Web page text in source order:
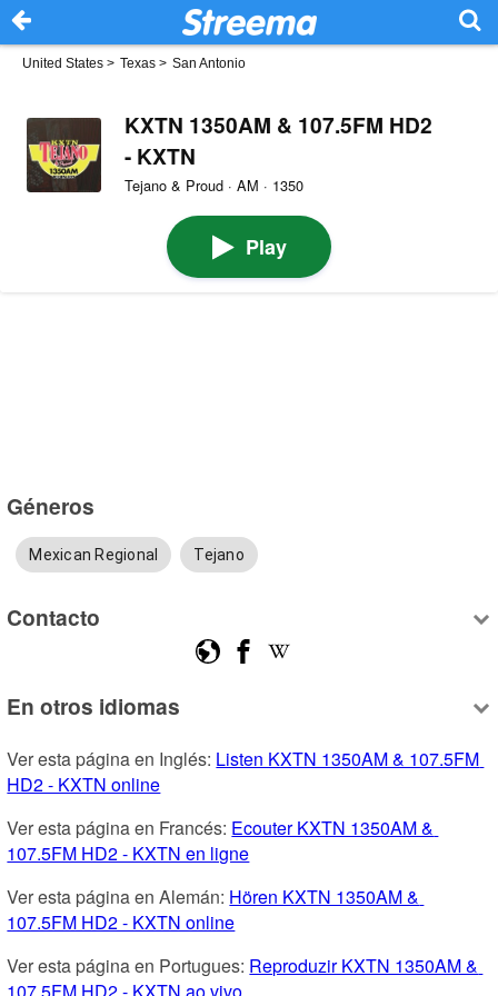
United States > Texas > San Antonio
KXTN 1350AM & 107.5FM HD2
- KXTN
Tejano & Proud · AM · 1350
Play
Géneros
Mexican Regional Tejano
Contacto
En otros idiomas
Ver esta página en Inglés: Listen KXTN 1350AM & 107.5FM
HD2 - KXTN online
Ver esta página en Francés: Ecouter KXTN 1350AM &
107.5FM HD2 - KXTN en ligne
Ver esta página en Alemán: Hören KXTN 1350AM &
107.5FM HD2 - KXTN online
Ver esta página en Portugues: Reproduzir KXTN 1350AM &
107.5FM HD2 - KXTN ao vivo